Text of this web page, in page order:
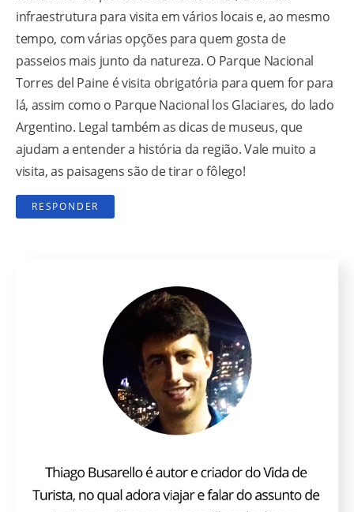
infraestrutura para visita em vários locais e, ao mesmo
tempo, com várias opções para quem gosta de
passeios mais junto da natureza. O Parque Nacional
Torres del Paine é visita obrigatória para quem for para
lá, assim como o Parque Nacional los Glaciares, do lado
Argentino. Legal também as dicas de museus, que
ajudam a entender a história da região. Vale muito a
visita, as paisagens são de tirar o fôlego!
RESPONDER